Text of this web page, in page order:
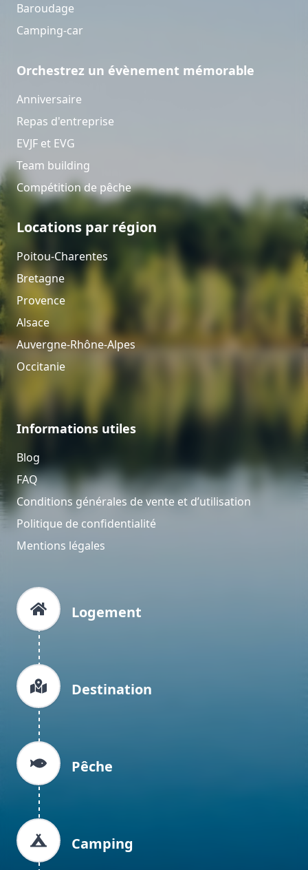
Baroudage
Camping-car
Orchestrez un évènement mémorable
Anniversaire
Repas d'entreprise
EVJF et EVG
Team building
Compétition de pêche
Locations par région
Poitou-Charentes
Bretagne
Provence
Alsace
Auvergne-Rhône-Alpes
Occitanie
Informations utiles
Blog
FAQ
Conditions générales de vente et d’utilisation
Politique de confidentialité
Mentions légales
Logement
Destination
Pêche
Camping